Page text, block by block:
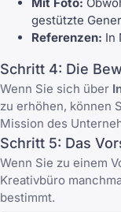
gestützte
Referenzen: In
Schritt 4: Die
Wenn Sie sich über
zu erhöhen, können
Mission des
Schritt 5: Das
Wenn Sie zu einem
Kreativbüro
bestimmt.